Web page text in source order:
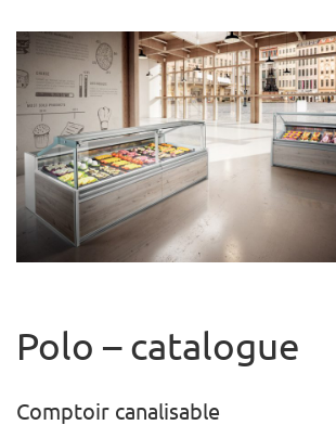
Polo –catalogue
Comptoir canalisable